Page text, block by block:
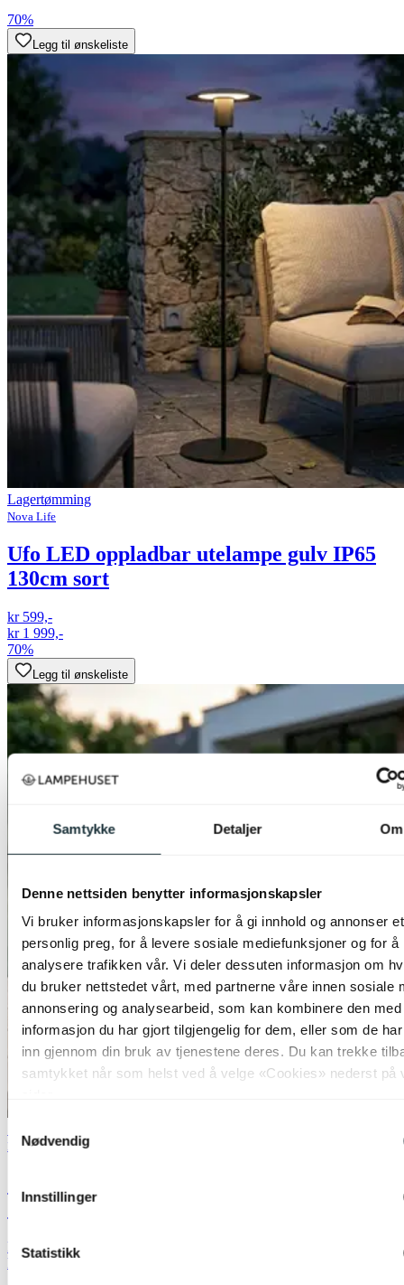
Samtykke Detaljer Om
Denne nettsiden benytter informasjonskapsler
Vi bruker informasjonskapsler for å gi innhold og annonser et
personlig preg, for å levere sosiale mediefunksjoner og for å
analysere trafikken vår. Vi deler dessuten informasjon om
du bruker nettstedet vårt, med partnerne våre innen sosiale
annonsering og analysearbeid, som kan kombinere den med
informasjon du har gjort tilgjengelig for dem, eller som de
inn gjennom din bruk av tjenestene deres. Du kan trekke
samtykket når som helst ved å velge «Cookies» nederst på
Samtykkevalg
Nødvendig
Innstillinger
Statistikk
70%
Legg til ønskeliste
Lagertømming
Nova Life
Ufo LED oppladbar utelampe gulv IP65
130cm sort
kr 599,-
kr 1 999,-
70%
Legg til ønskeliste
Nova Life
21cm fersken
kr 74,-
kr 249,-